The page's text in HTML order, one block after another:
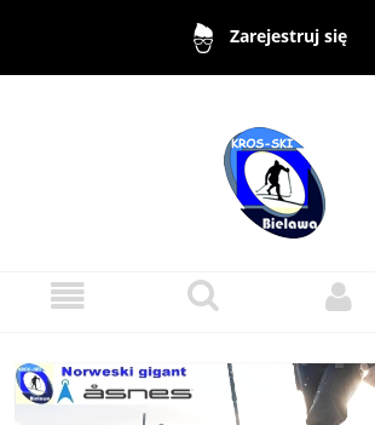
Zarejestruj się